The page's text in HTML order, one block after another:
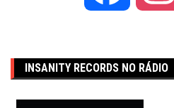
INSANITY RECORDS NO RÁDIO